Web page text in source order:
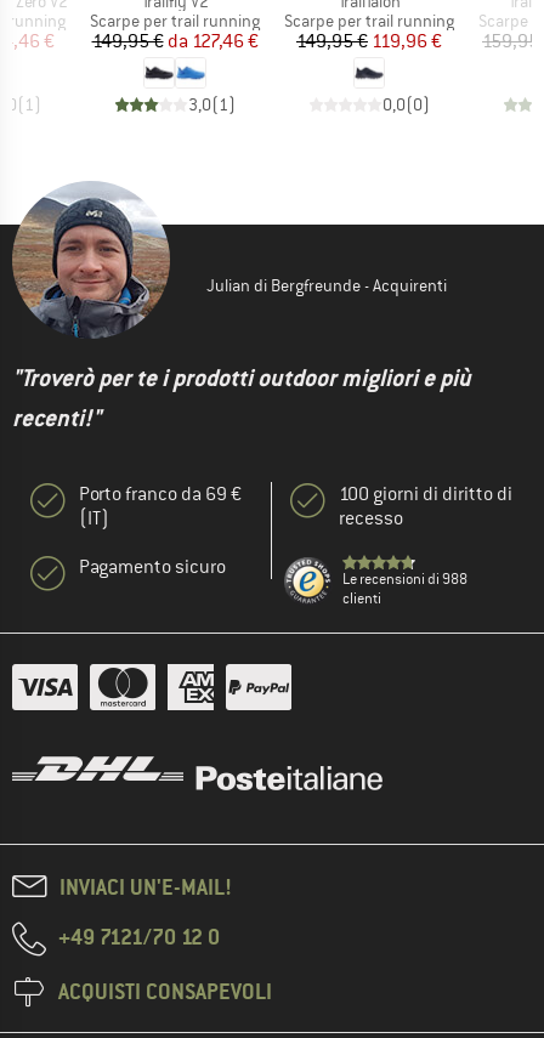
running
ridotto
€
(1)
Gruppo di prodotti
Scarpe per trail running
Prezzo
149,95 € Prezzo ridotto
da 127,46 €
3,0(1)
Gruppo di prodotti
Scarpe per trail running
Prezzo
149,95 €Prezzo ridotto
119,96 €
0,0(0)
Gruppo
Scarpe
159,95
Julian di Bergfreunde - Acquirenti
"Troverò per te i prodotti outdoor migliori e più
recenti!"
Porto franco da 69 €
(IT)
Pagamento sicuro
100 giorni di diritto di
recesso
Le recensioni di 988
clienti
INVIACI UN'E-MAIL!
+49 7121/70 12 0
ACQUISTI CONSAPEVOLI